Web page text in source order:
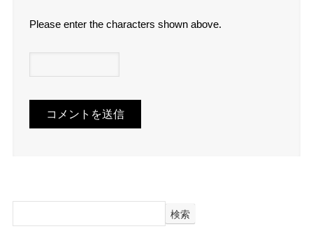
Please enter the characters shown above.
検索